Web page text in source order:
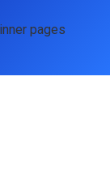
pages